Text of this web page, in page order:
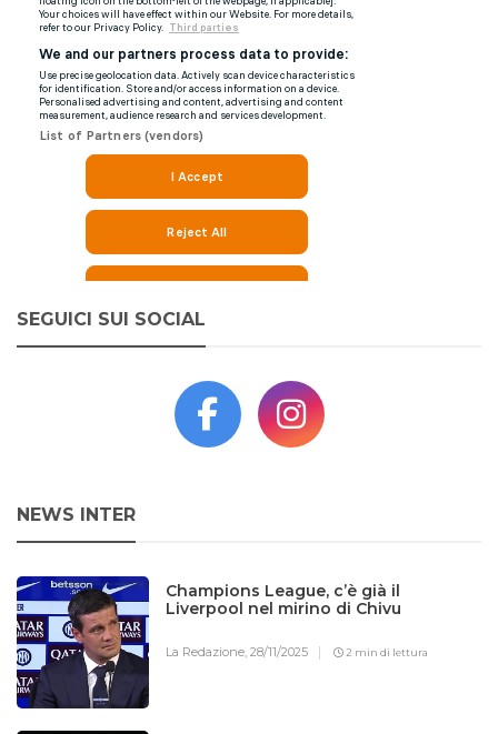
SEGUICI SUI SOCIAL
NEWS INTER
Champions League, c’è già il
Liverpool nel mirino di Chivu
La Redazione,28/11/2025 2 min di lettura